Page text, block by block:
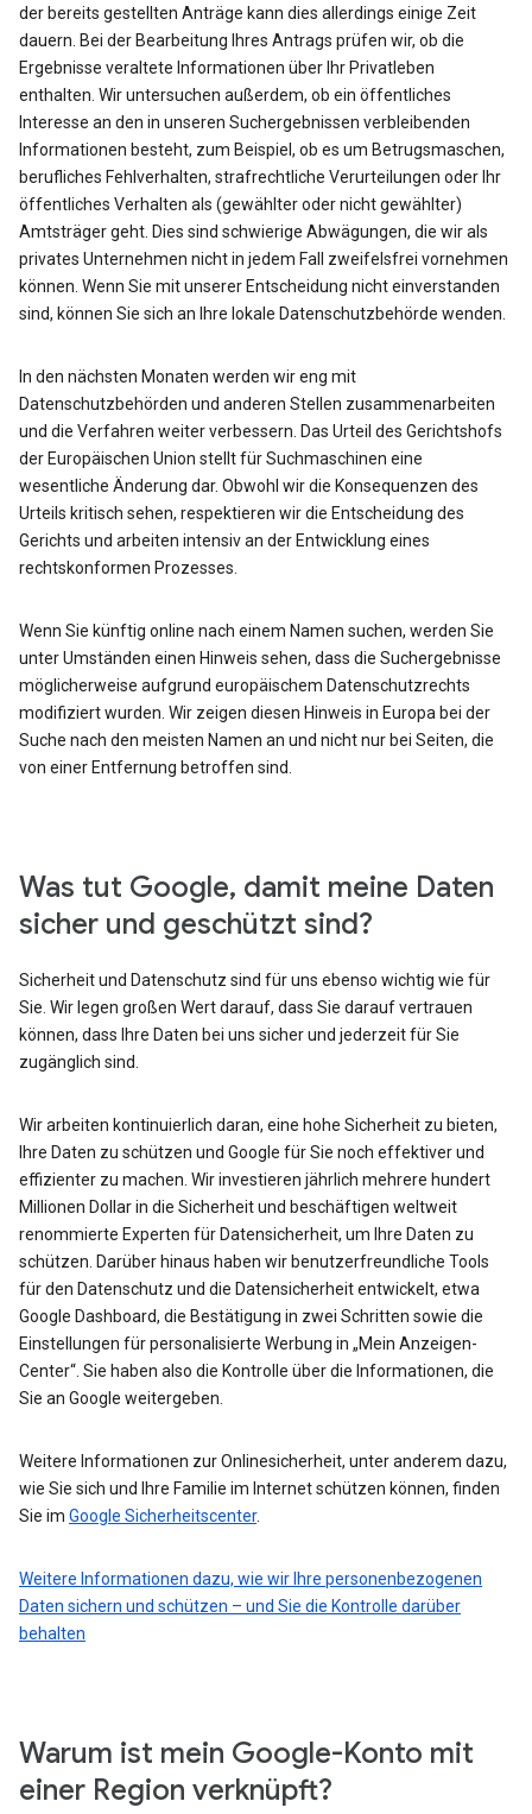
der bereits gestellten Anträge kann dies allerdings einige Zeit
dauern. Bei der Bearbeitung Ihres Antrags prüfen wir, ob die
Ergebnisse veraltete Informationen über Ihr Privatleben
enthalten. Wir untersuchen außerdem, ob ein öffentliches
Interesse an den in unseren Suchergebnissen verbleibenden
Informationen besteht, zum Beispiel, ob es um Betrugsmaschen,
berufliches Fehlverhalten, strafrechtliche Verurteilungen oder Ihr
öffentliches Verhalten als (gewählter oder nicht gewählter)
Amtsträger geht. Dies sind schwierige Abwägungen, die wir als
privates Unternehmen nicht in jedem Fall zweifelsfrei vornehmen
können. Wenn Sie mit unserer Entscheidung nicht einverstanden
sind, können Sie sich an Ihre lokale Datenschutzbehörde wenden.
In den nächsten Monaten werden wir eng mit
Datenschutzbehörden und anderen Stellen zusammenarbeiten
und die Verfahren weiter verbessern. Das Urteil des Gerichtshofs
der Europäischen Union stellt für Suchmaschinen eine
wesentliche Änderung dar. Obwohl wir die Konsequenzen des
Urteils kritisch sehen, respektieren wir die Entscheidung des
Gerichts und arbeiten intensiv an der Entwicklung eines
rechtskonformen Prozesses.
Wenn Sie künftig online nach einem Namen suchen, werden Sie
unter Umständen einen Hinweis sehen, dass die Suchergebnisse
möglicherweise aufgrund europäischem Datenschutzrechts
modifiziert wurden. Wir zeigen diesen Hinweis in Europa bei der
Suche nach den meisten Namen an und nicht nur bei Seiten, die
von einer Entfernung betroffen sind.
Was tut Google, damit meine Daten
sicher und geschützt sind?
Sicherheit und Datenschutz sind für uns ebenso wichtig wie für
Sie. Wir legen großen Wert darauf, dass Sie darauf vertrauen
können, dass Ihre Daten bei uns sicher und jederzeit für Sie
zugänglich sind.
Wir arbeiten kontinuierlich daran, eine hohe Sicherheit zu bieten,
Ihre Daten zu schützen und Google für Sie noch effektiver und
effizienter zu machen. Wir investieren jährlich mehrere hundert
Millionen Dollar in die Sicherheit und beschäftigen weltweit
renommierte Experten für Datensicherheit, um Ihre Daten zu
schützen. Darüber hinaus haben wir benutzerfreundliche Tools
für den Datenschutz und die Datensicherheit entwickelt, etwa
Google Dashboard, die Bestätigung in zwei Schritten sowie die
Einstellungen für personalisierte Werbung in „Mein Anzeigen-
Center“. Sie haben also die Kontrolle über die Informationen, die
Sie an Google weitergeben.
Weitere Informationen zur Onlinesicherheit, unter anderem dazu,
wie Sie sich und Ihre Familie im Internet schützen können, finden
Sie im Google Sicherheitscenter.
Weitere Informationen dazu, wie wir Ihre personenbezogenen
Daten sichern und schützen – und Sie die Kontrolle darüber
behalten
Warum ist mein Google-Konto mit
einer Region verknüpft?